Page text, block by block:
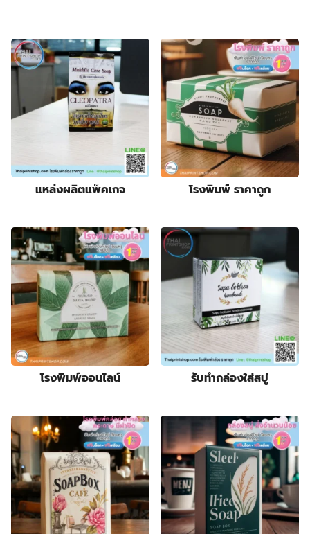
แหล่งผลิตแพ็คเกจ โรงพิมพ์ ราคาถูก
โรงพิมพ์ออนไลน์ รับทำกล่องใส่สบู่